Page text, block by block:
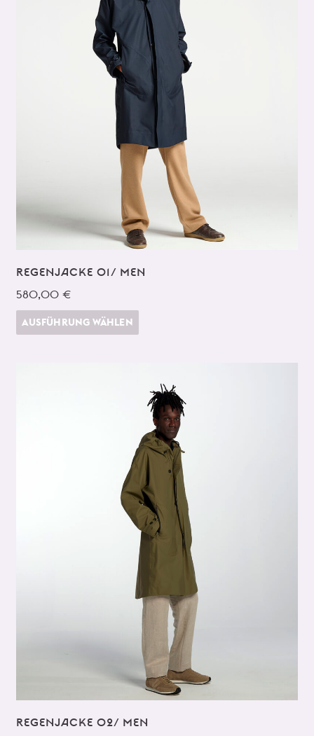
REGENJACKE 01/ MEN
580,00 €
AUSFÜHRUNG WÄHLEN
REGENJACKE 02/ MEN